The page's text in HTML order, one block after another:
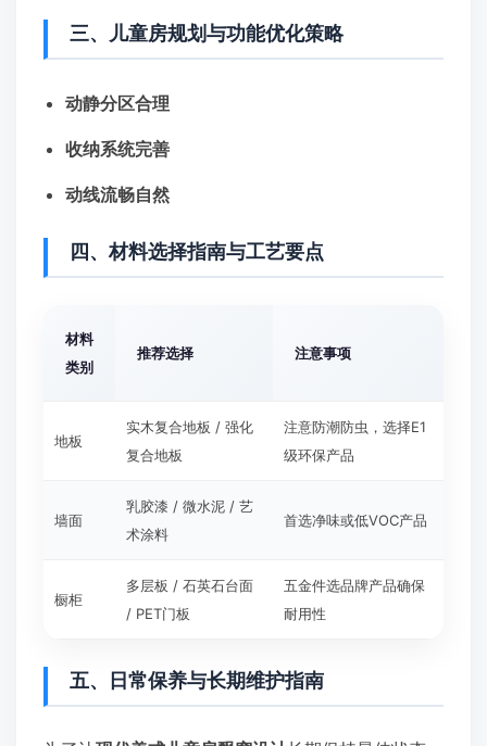
三、儿童房规划与功能优化策略
动静分区合理
收纳系统完善
动线流畅自然
四、材料选择指南与工艺要点
材料
类别
推荐选择 注意事项
地板
实木复合地板 / 强化
复合地板
注意防潮防虫，选择E1
级环保产品
墙面
乳胶漆 / 微水泥 / 艺
术涂料
首选净味或低VOC产品
橱柜
多层板 / 石英石台面
/ PET门板
五金件选品牌产品确保
耐用性
五、日常保养与长期维护指南